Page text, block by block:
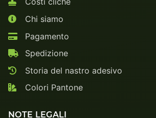
Chi siamo
Pagamento
Spedizione
Storia del nastro adesivo
Colori Pantone
NOTE LEGALI